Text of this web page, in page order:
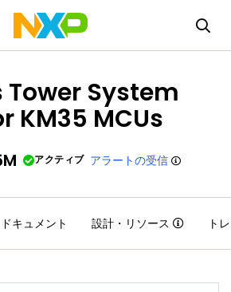
Tower System
KM35 MCUs
アクティブ アラートの受信
ドキュメント 設計・リソース ト